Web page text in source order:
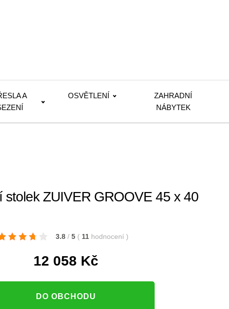
A
OSVĚTLENÍ
ZAHRADNÍ
NÁBYTEK
stolek ZUIVER GROOVE 45 x 40
3.8 / 5 ( 11 hodnocení )
12 058 Kč
DO OBCHODU